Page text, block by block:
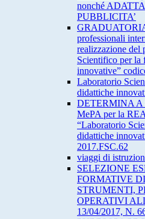
nonché
PUBBLICITA’
professionali
realizzazione del
Scientifico per la
innovative”
Laboratorio
didattiche
DETERMINA A
MePA per la
“Laboratorio
didattiche
2017.FSC.62
viaggi di
SELEZIONE
FORMATIVE
STRUMENTI,
OPERATIVI
13/04/2017, N.